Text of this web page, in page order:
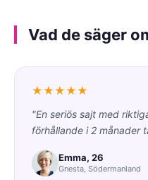
Vad de säger
★★★★★
"En seriös sajt med
förhållande i 2 månader
Emma, 26
Gnesta, Södermanland